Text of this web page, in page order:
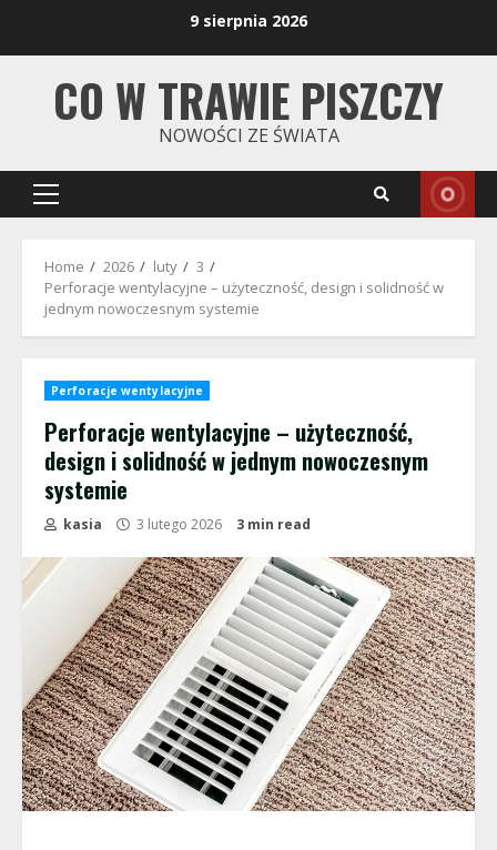
9 sierpnia 2026
CO W TRAWIE PISZCZY
NOWOŚCI ZE ŚWIATA
Primary
Home 2026 luty
3
Perforacje wentylacyjne – użyteczność, design i solidność w
jednym nowoczesnym systemie
Perforacje wentylacyjne
Perforacje wentylacyjne – użyteczność,
design i solidność w jednym nowoczesnym
systemie
kasia 3 lutego 2026 3 min read